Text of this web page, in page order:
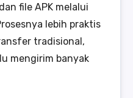
file APK melalui
lebih praktis
tradisional,
mengirim banyak